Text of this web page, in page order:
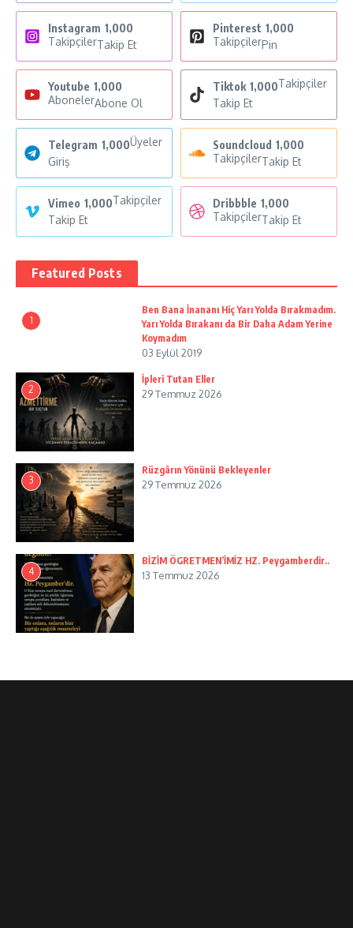
Instagram 1,000
TakipçilerTakip Et
Pinterest 1,000
TakipçilerPin
Youtube 1,000
AbonelerAbone Ol
Tiktok 1,000Takipçiler
Takip Et
Telegram 1,000Üyeler
Giriş
Soundcloud 1,000
TakipçilerTakip Et
Vimeo 1,000Takipçiler
Takip Et
Dribbble 1,000
TakipçilerTakip Et
Featured Posts
1
Ben Bana İnananı Hiç Yarı Yolda Bırakmadım.
Yarı Yolda Bırakanı da Bir Daha Adam Yerine
Koymadım
03 Eylül 2019
2
İpleri Tutan Eller
29 Temmuz 2026
3
Rüzgârın Yönünü Bekleyenler
29 Temmuz 2026
4
BİZİM ÖGRETMEN’İMİZ HZ. Peygamberdir..
13 Temmuz 2026